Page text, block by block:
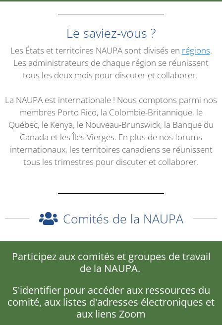
Le saviez-vous ?
Les États et territoires NAUPA sont divisés en régions.
Les administrateurs de chaque région se réunissent
tous les deux mois pour discuter et collaborer.
La NAUPA est internationale ! Nous comptons parmi nos
membres Porto Rico, la Colombie-Britannique, le
Québec, le Kenya, le Nouveau-Brunswick, la Banque du
Canada et les Îles Vierges. En plus de nos forums
internationaux, les territoires canadiens se réunissent
tous les trimestres pour discuter et collaborer.
Comités de la NAUPA
Participez aux comités et groupes de travail
de la NAUPA.
S'identifier pour accéder aux ressources du
comité, aux listes d'adresses électroniques et
aux liens Zoom